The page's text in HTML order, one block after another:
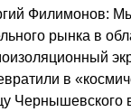
Филимонов:
рынка в
в
Чернышевского